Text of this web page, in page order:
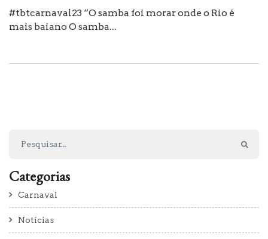
#tbtcarnaval23 “O samba foi morar onde o Rio é
mais baiano O samba...
Categorias
Carnaval
Notícias